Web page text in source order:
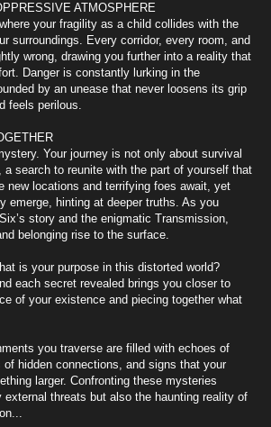
ATMOSPHERE
your fragility as a child collides with the
surroundings. Every corridor, every room, and
wrong, drawing you further into a reality that
Danger is constantly lurking in the
by an unease that never loosens its grip
feels perilous.
Your journey is not only about survival
a search to reunite with the part of yourself that
new locations and terrifying foes await, yet
emerge, hinting at deeper truths. As you
story and the enigmatic Transmission,
belonging rise to the surface.
is your purpose in this distorted world?
each secret revealed brings you closer to
of your existence and piecing together what
you traverse are filled with echoes of
hidden connections, and signs that your
larger. Confronting these mysteries
external threats but also the haunting reality of